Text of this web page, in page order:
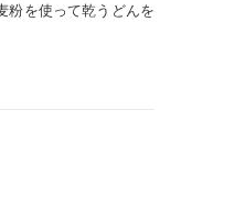
粉を使って乾うどんを